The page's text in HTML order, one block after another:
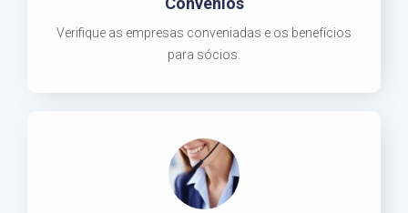
Verifique as empresas conveniadas e os benefícios
para sócios.